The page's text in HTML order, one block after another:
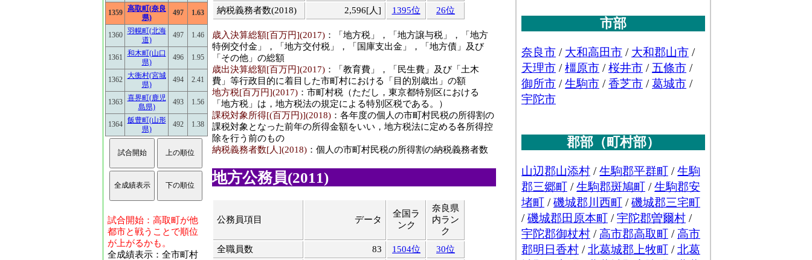
納税義務者数(2018)
2,596[人] 1395位 26位
歳入決算総額[百万円](2017) ：「地方税」，「地方譲与税」，「地方
特例交付金」，「地方交付税」，「国庫支出金」，「地方債」及び
「その他」の総額
歳出決算総額[百万円](2017) ：「教育費」，「民生費」及び「土木
費」等行政目的に着目した市町村における「目的別歳出」の額
地方税[百万円](2017) ：市町村税（ただし，東京都特別区における
「地方税」は，地方税法の規定による特別区税である。）
課税対象所得[(百万円)](2018) ：各年度の個人の市町村民税の所得割の
課税対象となった前年の所得金額をいい，地方税法に定める各所得控
除を行う前のもの
納税義務者数[人](2018) ：個人の市町村民税の所得割の納税義務者数
地方公務員(2011)
公務員項目 データ
全国ラ
ンク
奈良県
内ラン
ク
全職員数
83 1504位
30位
1359
高取町(奈良
県)
497 1.63
1360
羽幌町(北海
道)
497 1.46
1361
和木町(山口
県)
496 1.95
1362
大衡村(宮城
県)
494 2.41
1363
喜界町(鹿児
島県)
493 1.56
1364
飯豊町(山形
県)
492 1.38
試合開始：高取町が他
都市と戦うことで順位
が上がるかも。
全成績表示：全市町村